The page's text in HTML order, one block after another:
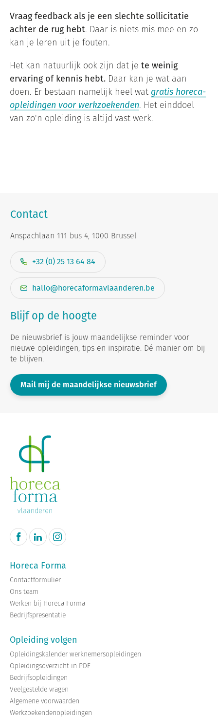
Vraag feedback als je een slechte sollicitatie
achter de rug hebt. Daar is niets mis mee en zo
kan je leren uit je fouten.
Het kan natuurlijk ook zijn dat je te weinig
ervaring of kennis hebt. Daar kan je wat aan
doen. Er bestaan namelijk heel wat gratis horeca-
opleidingen voor werkzoekenden. Het einddoel
van zo'n opleiding is altijd vast werk.
Contact
Anspachlaan 111 bus 4, 1000 Brussel
+32 (0) 25 13 64 84
hallo@horecaformavlaanderen.be
Blijf op de hoogte
De nieuwsbrief is jouw maandelijkse reminder voor
nieuwe opleidingen, tips en inspiratie. Dé manier om bij
te blijven.
Mail mij de maandelijkse nieuwsbrief
Horeca Forma
Contactformulier
Ons team
Werken bij Horeca Forma
Bedrijfspresentatie
Opleiding volgen
Opleidingskalender werknemersopleidingen
Opleidingsoverzicht in PDF
Bedrijfsopleidingen
Veelgestelde vragen
Algemene voorwaarden
Werkzoekendenopleidingen